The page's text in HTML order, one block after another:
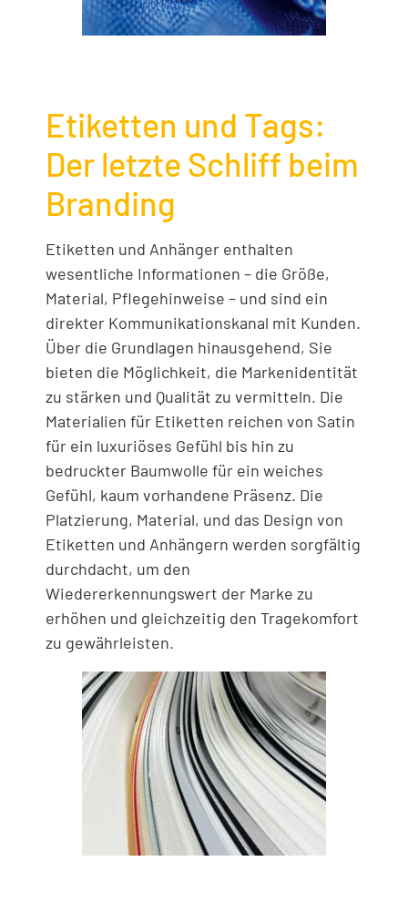
Etiketten und Tags:
Der letzte Schliff beim
Branding
Etiketten und Anhänger enthalten
wesentliche Informationen – die Größe,
Material, Pflegehinweise – und sind ein
direkter Kommunikationskanal mit Kunden.
Über die Grundlagen hinausgehend, Sie
bieten die Möglichkeit, die Markenidentität
zu stärken und Qualität zu vermitteln. Die
Materialien für Etiketten reichen von Satin
für ein luxuriöses Gefühl bis hin zu
bedruckter Baumwolle für ein weiches
Gefühl, kaum vorhandene Präsenz. Die
Platzierung, Material, und das Design von
Etiketten und Anhängern werden sorgfältig
durchdacht, um den
Wiedererkennungswert der Marke zu
erhöhen und gleichzeitig den Tragekomfort
zu gewährleisten.